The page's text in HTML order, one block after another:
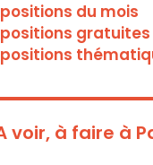
du mois
gratuites
voir, à faire à